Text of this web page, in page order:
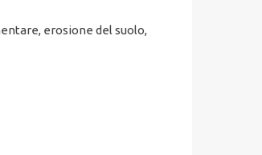
erosione del suolo,